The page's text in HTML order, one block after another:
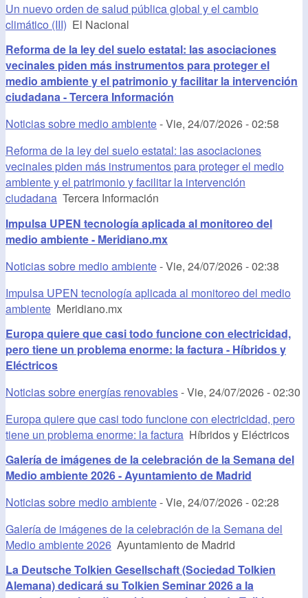
Un nuevo orden de salud pública global y el cambio
climático (III) El Nacional
Reforma de la ley del suelo estatal: las asociaciones
vecinales piden más instrumentos para proteger el
medio ambiente y el patrimonio y facilitar la intervención
ciudadana - Tercera Información
Noticias sobre medio ambiente-Vie, 24/07/2026 - 02:58
Reforma de la ley del suelo estatal: las asociaciones
vecinales piden más instrumentos para proteger el medio
ambiente y el patrimonio y facilitar la intervención
ciudadana Tercera Información
Impulsa UPEN tecnología aplicada al monitoreo del
medio ambiente - Meridiano.mx
Noticias sobre medio ambiente-Vie, 24/07/2026 - 02:38
Impulsa UPEN tecnología aplicada al monitoreo del medio
ambiente Meridiano.mx
Europa quiere que casi todo funcione con electricidad,
pero tiene un problema enorme: la factura - Híbridos y
Eléctricos
Noticias sobre energías renovables-Vie, 24/07/2026 - 02:30
Europa quiere que casi todo funcione con electricidad, pero
tiene un problema enorme: la factura Híbridos y Eléctricos
Galería de imágenes de la celebración de la Semana del
Medio ambiente 2026 - Ayuntamiento de Madrid
Noticias sobre medio ambiente-Vie, 24/07/2026 - 02:28
Galería de imágenes de la celebración de la Semana del
Medio ambiente 2026 Ayuntamiento de Madrid
La Deutsche Tolkien Gesellschaft (Sociedad Tolkien
Alemana) dedicará su Tolkien Seminar 2026 a la